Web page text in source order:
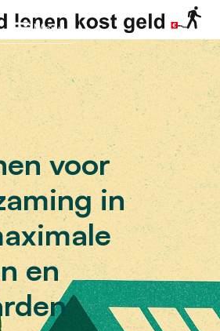
Menu
voor
in
en